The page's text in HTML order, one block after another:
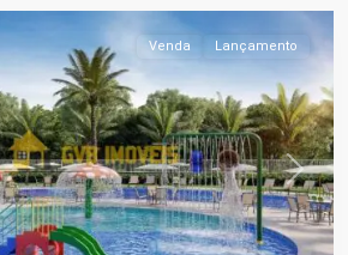
Next
Venda Lançamento